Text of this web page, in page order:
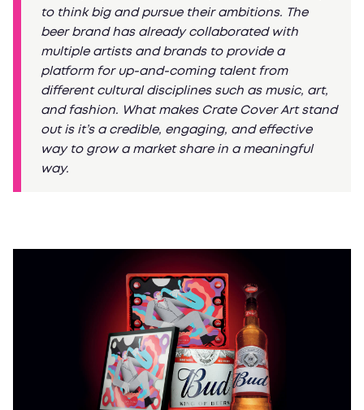
to think big and pursue their ambitions. The
beer brand has already collaborated with
multiple artists and brands to provide a
platform for up-and-coming talent from
different cultural disciplines such as music, art,
and fashion. What makes Crate Cover Art stand
out is it’s a credible, engaging, and effective
way to grow a market share in a meaningful
way.